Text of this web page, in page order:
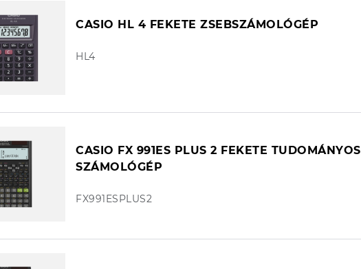
CASIO HL 4 FEKETE ZSEBSZÁMOLÓGÉP
HL4
CASIO FX 991ES PLUS 2 FEKETE TUDOMÁNYOS
SZÁMOLÓGÉP
FX991ESPLUS2